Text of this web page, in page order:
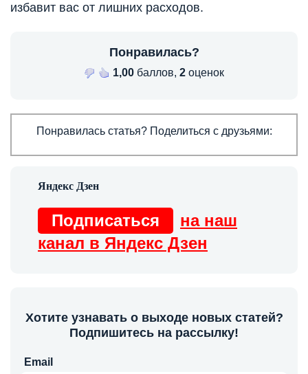
избавит вас от лишних расходов.
Понравилась?
1,00 баллов, 2 оценок
Понравилась статья? Поделиться с друзьями:
Подписаться
на наш
канал в Яндекс Дзен
Хотите узнавать о выходе новых статей?
Подпишитесь на рассылку!
Email